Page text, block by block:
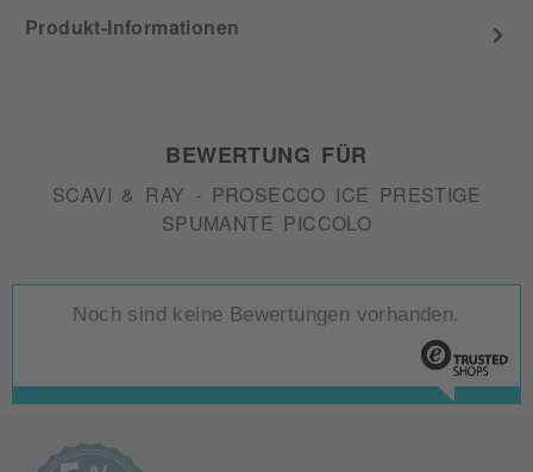
Produkt-Informationen
BEWERTUNG FÜR
SCAVI & RAY - PROSECCO ICE PRESTIGE
SPUMANTE PICCOLO
Noch sind keine Bewertungen vorhanden.